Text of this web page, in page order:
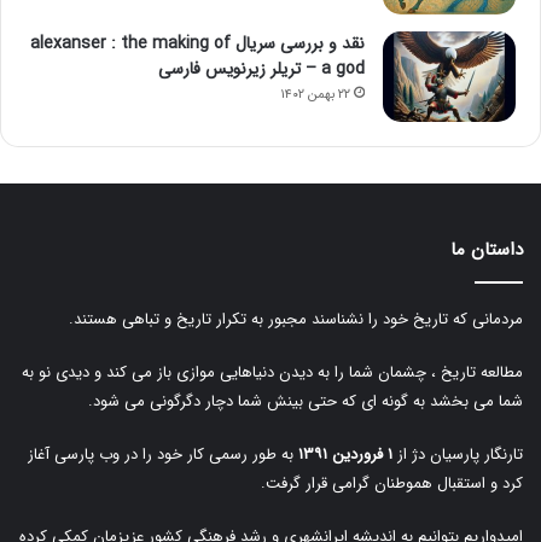
نقد و بررسی سریال alexanser : the making of
a god – تریلر زیرنویس فارسی
۲۲ بهمن ۱۴۰۲
داستان ما
مردمانی که تاریخ خود را نشناسند مجبور به تکرار تاریخ و تباهی هستند.
مطالعه تاریخ ، چشمان شما را به دیدن دنیاهایی موازی باز می کند و دیدی نو به
شما می بخشد به گونه ای که حتی بینش شما دچار دگرگونی می شود.
تارنگار پارسیان دژ از۱ فروردین ۱۳۹۱
به طور رسمی کار خود را در وب پارسی آغاز
کرد و استقبال هموطنان گرامی قرار گرفت.